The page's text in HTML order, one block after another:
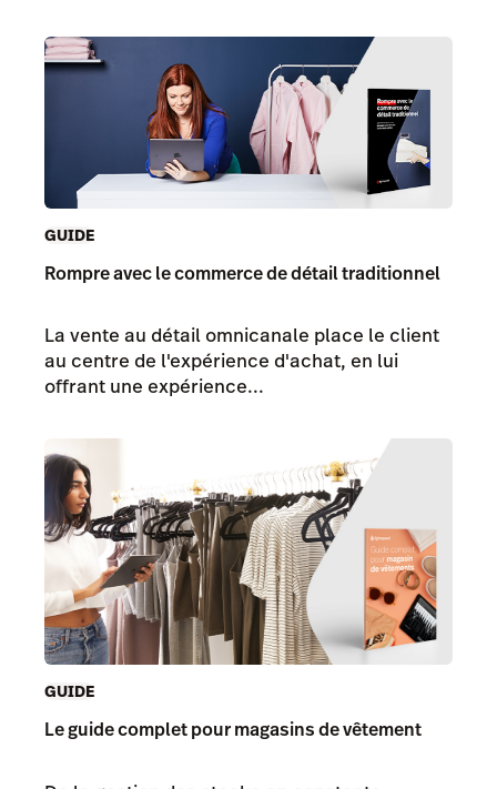
GUIDE
Rompre avec le commerce de détail traditionnel
La vente au détail omnicanale place le client
au centre de l'expérience d'achat, en lui
offrant une expérience...
GUIDE
Le guide complet pour magasins de vêtement